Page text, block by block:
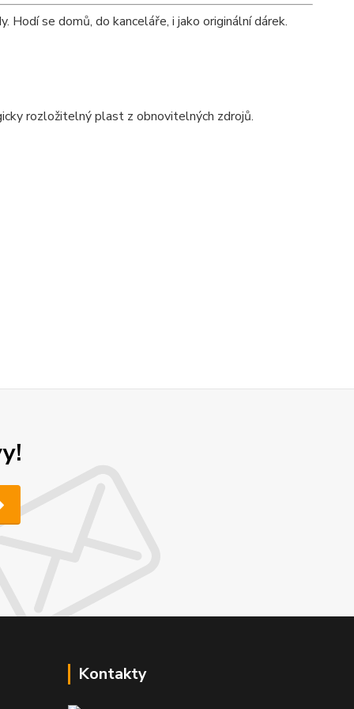
se domů, do kanceláře, i jako originální dárek.
rozložitelný plast z obnovitelných zdrojů.
Kontakty